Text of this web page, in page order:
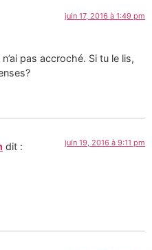
juin 17, 2016 à 1:49 pm
pas accroché. Si tu le lis,
dit : juin 19, 2016 à 9:11 pm